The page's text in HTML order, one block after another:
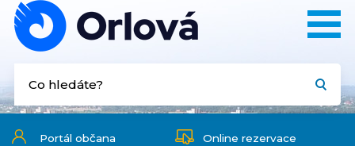
Portál občana Online rezervace